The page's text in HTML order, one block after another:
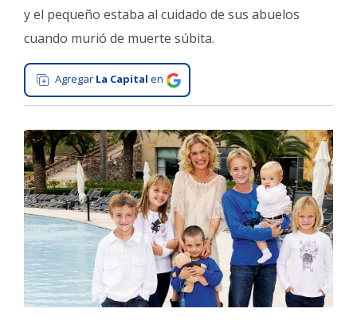
Tecnología
Salud
General
La
Ciudad
Deportes
Arte
y
Espectáculos
Policiales
y el pequeño estaba al cuidado de sus abuelos
cuando murió de muerte súbita.
Agregar La Capital en